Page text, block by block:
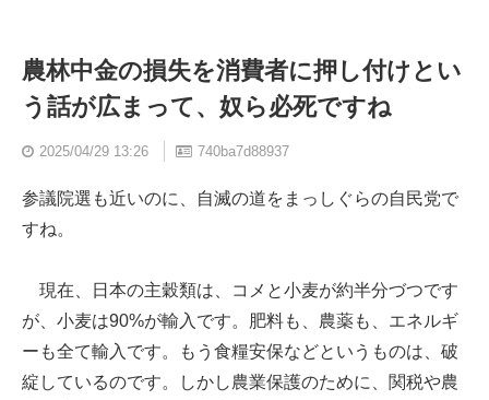
農林中金の損失を消費者に押し付けとい
う話が広まって、奴ら必死ですね
2025/04/29 13:26 740ba7d88937
参議院選も近いのに、自滅の道をまっしぐらの自民党で
すね。
現在、日本の主穀類は、コメと小麦が約半分づつです
が、小麦は90%が輸入です。肥料も、農薬も、エネルギ
ーも全て輸入です。もう食糧安保などというものは、破
綻しているのです。しかし農業保護のために、関税や農